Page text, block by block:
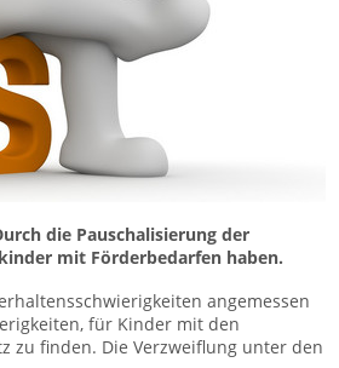
die Pauschalisierung der
mit Förderbedarfen haben.
angemessen
für Kinder mit den
zu finden. Die Verzweiflung unter den